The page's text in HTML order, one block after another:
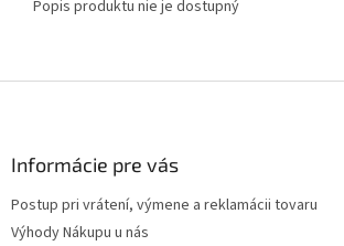
Popis produktu nie je dostupný
Informácie pre vás
Postup pri vrátení, výmene a reklamácii tovaru
Výhody Nákupu u nás